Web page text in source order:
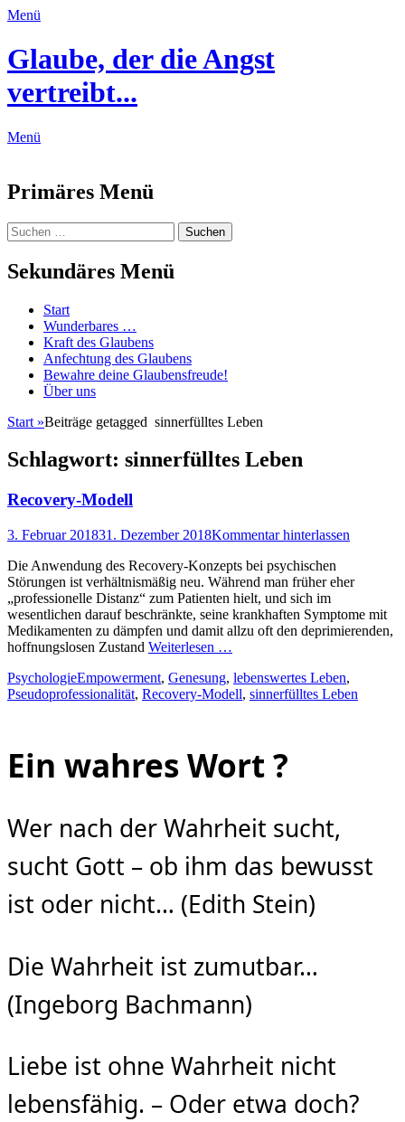
Menü
Glaube, der die Angst
vertreibt...
Menü
Primäres Menü
Zum
Inhalt
springen
Suchen
Suchen
nach:
Sekundäres Menü
Zum
Inhalt
springen
Start
Wunderbares …
Kraft des Glaubens
Anfechtung des Glaubens
Bewahre deine Glaubensfreude!
Über uns
Start »Beiträge getagged sinnerfülltes Leben
Schlagwort: sinnerfülltes Leben
Recovery-Modell
Posted
3. Februar 201831. Dezember 2018Kommentar hinterlassen
Die Anwendung des Recovery-Konzepts bei psychischen
Störungen ist verhältnismäßig neu. Während man früher eher
„professionelle Distanz“ zum Patienten hielt, und sich im
wesentlichen darauf beschränkte, seine krankhaften Symptome mit
Medikamenten zu dämpfen und damit allzu oft den deprimierenden,
hoffnungslosen Zustand Weiterlesen …
Kategorien
PsychologieSchlagworte
Empowerment, Genesung, lebenswertes Leben,
Pseudoprofessionalität, Recovery-Modell, sinnerfülltes Leben
Ein wahres Wort ?
Wer nach der Wahrheit sucht,
sucht Gott – ob ihm das bewusst
ist oder nicht… (Edith Stein)
Die Wahrheit ist zumutbar…
(Ingeborg Bachmann)
Liebe ist ohne Wahrheit nicht
lebensfähig. – Oder etwa doch?